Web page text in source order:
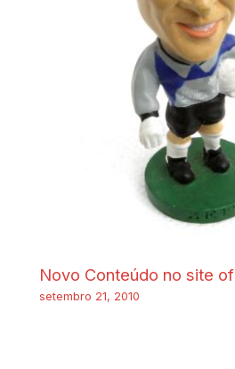
Novo Conteúdo no site
setembro 21, 2010